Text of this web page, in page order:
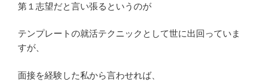
第１志望だと言い張るというのが
テンプレートの就活テクニックとして世に出回っていま
すが、
面接を経験した私から言わせれば、